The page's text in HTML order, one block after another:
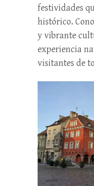
festividades
histórico.
y vibrante
experiencia
visitantes de